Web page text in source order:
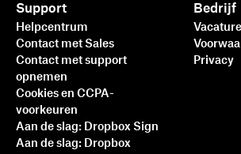
Support
Helpcentrum
Contact met Sales
Contact met support
opnemen
Cookies en CCPA-
voorkeuren
Aan de slag: Dropbox Sign
Aan de slag: Dropbox
Bedrijf
Privacy